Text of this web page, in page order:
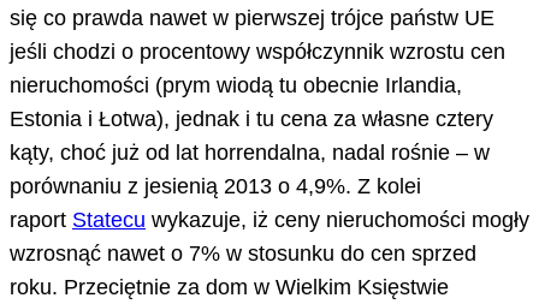
się co prawda nawet w pierwszej trójce państw UE
jeśli chodzi o procentowy współczynnik wzrostu cen
nieruchomości (prym wiodą tu obecnie Irlandia,
Estonia i Łotwa), jednak i tu cena za własne cztery
kąty, choć już od lat horrendalna, nadal rośnie – w
porównaniu z jesienią 2013 o 4,9%. Z kolei
raport Statecu wykazuje, iż ceny nieruchomości mogły
wzrosnąć nawet o 7% w stosunku do cen sprzed
roku. Przeciętnie za dom w Wielkim Księstwie